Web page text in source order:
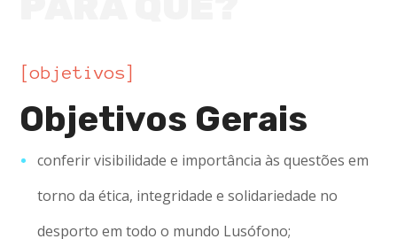
[objetivos]
Objetivos Gerais
conferir visibilidade e importância às questões em
torno da ética, integridade e solidariedade no
desporto em todo o mundo Lusófono;